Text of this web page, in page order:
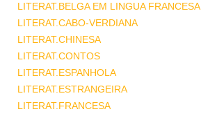
LITERAT.BELGA EM LINGUA FRANCESA
LITERAT.CABO-VERDIANA
LITERAT.CHINESA
LITERAT.CONTOS
LITERAT.ESPANHOLA
LITERAT.ESTRANGEIRA
LITERAT.FRANCESA